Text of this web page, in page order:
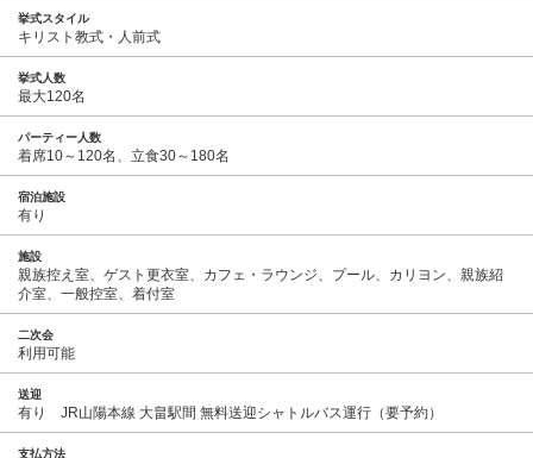
挙式スタイル
キリスト教式・人前式
挙式人数
最大120名
パーティー人数
着席10～120名、立食30～180名
宿泊施設
有り
施設
親族控え室、ゲスト更衣室、カフェ・ラウンジ、プール、カリヨン、親族紹
介室、一般控室、着付室
二次会
利用可能
送迎
有り JR山陽本線 大畠駅間 無料送迎シャトルバス運行（要予約）
支払方法